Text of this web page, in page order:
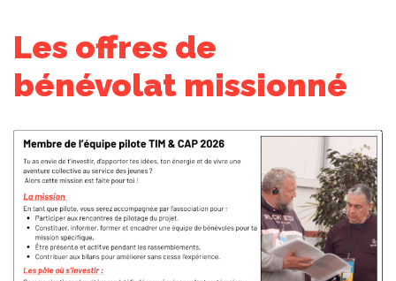
Les offres de
bénévolat missionné